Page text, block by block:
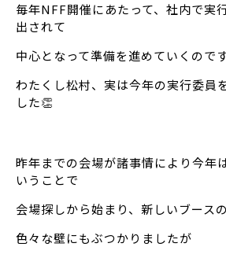
毎年NFF開催にあたって、社内で実
出されて
中心となって準備を進めていくので
わたくし松村、実は今年の実行委員
した👏
昨年までの会場が諸事情により今年
いうことで
会場探しから始まり、新しいブース
色々な壁にもぶつかりましたが